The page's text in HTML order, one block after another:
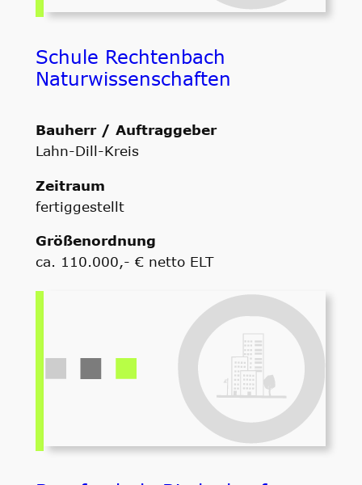
Schule Rechtenbach
Naturwissenschaften
Bauherr / Auftraggeber
Lahn-Dill-Kreis
Zeitraum
fertiggestellt
Größenordnung
ca. 110.000,- € netto ELT